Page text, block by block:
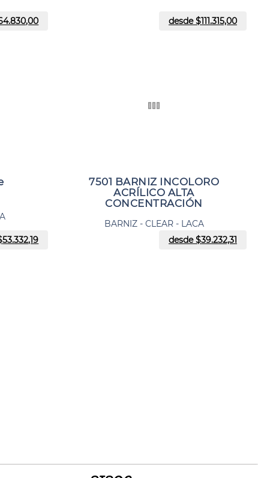
desde $111.315,00
53.332,19
7501 BARNIZ INCOLORO
ACRÍLICO ALTA
CONCENTRACIÓN
BARNIZ - CLEAR - LACA
desde $39.232,31